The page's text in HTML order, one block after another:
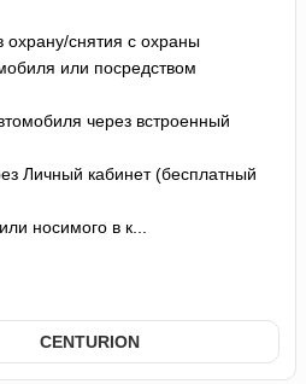
охрану/снятия с охраны
или посредством
через встроенный
Личный кабинет (бесплатный
носимого в к...
CENTURION